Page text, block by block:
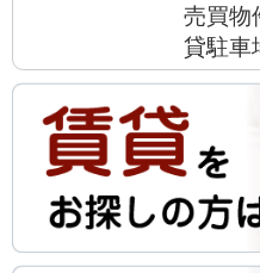
売買物
貸駐車